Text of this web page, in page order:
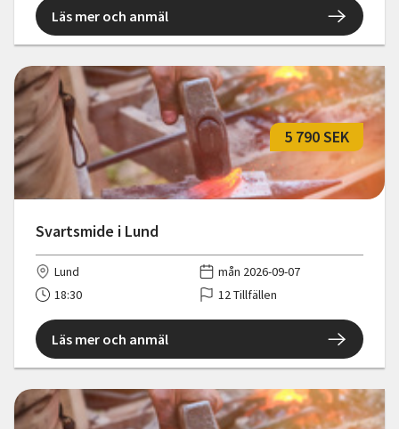
Läs mer och anmäl
Svartsmide i Lund
5 790 SEK
Lund
mån 2026-09-07
18:30
12 Tillfällen
Läs mer och anmäl